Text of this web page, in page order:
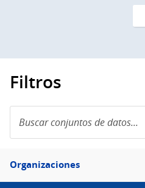
Filtros
conjuntos
de
Filtro
Organizaciones
Organizaciones